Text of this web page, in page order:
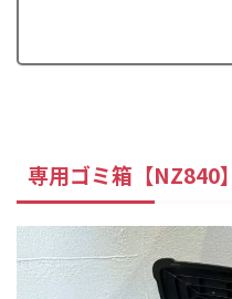
専用ゴミ箱【NZ840